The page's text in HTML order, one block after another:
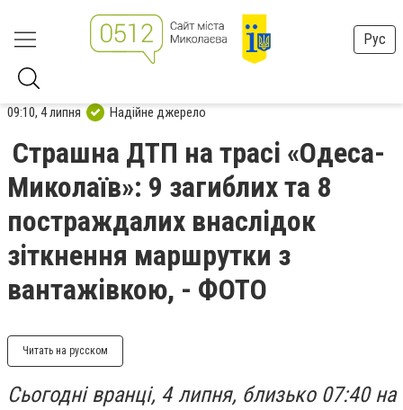
Рус
09:10, 4 липня Надійне джерело
Страшна ДТП на трасі «Одеса-
Миколаїв»: 9 загиблих та 8
постраждалих внаслідок
зіткнення маршрутки з
вантажівкою, - ФОТО
Читать на русском
Сьогодні вранці, 4 липня, близько 07:40 на